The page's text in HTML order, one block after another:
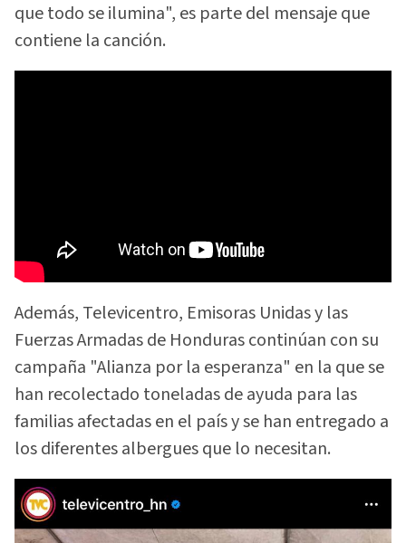
que todo se ilumina", es parte del mensaje que
contiene la canción.
Además, Televicentro, Emisoras Unidas y las
Fuerzas Armadas de Honduras continúan con su
campaña "Alianza por la esperanza" en la que se
han recolectado toneladas de ayuda para las
familias afectadas en el país y se han entregado a
los diferentes albergues que lo necesitan.